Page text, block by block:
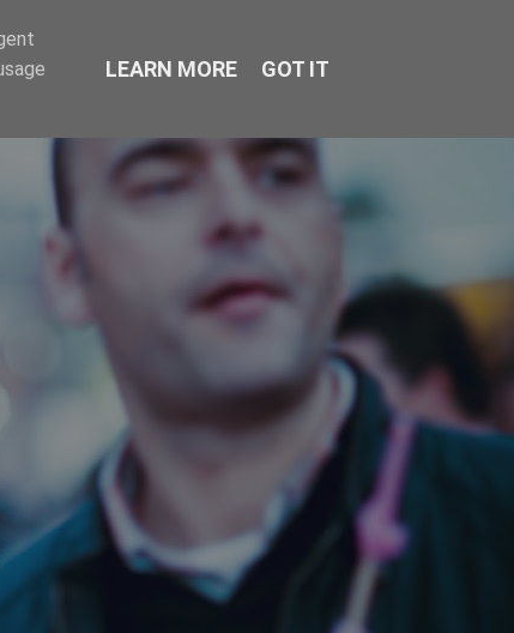
LEARN MORE GOT IT